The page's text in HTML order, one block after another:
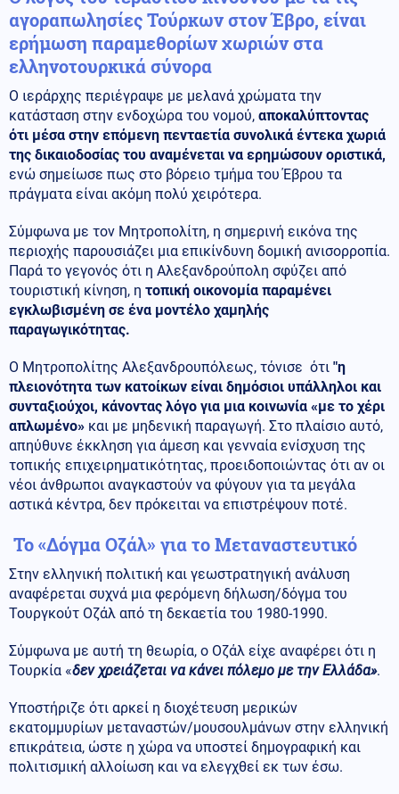
αγοραπωλησίες Τούρκων στον Έβρο, είναι
ερήμωση παραμεθορίων χωριών στα
ελληνοτουρκικά σύνορα
Ο ιεράρχης περιέγραψε με μελανά χρώματα την
κατάσταση στην ενδοχώρα του νομού, αποκαλύπτοντας
ότι μέσα στην επόμενη πενταετία συνολικά έντεκα χωριά
της δικαιοδοσίας του αναμένεται να ερημώσουν οριστικά,
ενώ σημείωσε πως στο βόρειο τμήμα του Έβρου τα
πράγματα είναι ακόμη πολύ χειρότερα.
Σύμφωνα με τον Μητροπολίτη, η σημερινή εικόνα της
περιοχής παρουσιάζει μια επικίνδυνη δομική ανισορροπία.
Παρά το γεγονός ότι η Αλεξανδρούπολη σφύζει από
τουριστική κίνηση, η τοπική οικονομία παραμένει
εγκλωβισμένη σε ένα μοντέλο χαμηλής
παραγωγικότητας.
Ο Μητροπολίτης Αλεξανδρουπόλεως, τόνισε ότι "η
πλειονότητα των κατοίκων είναι δημόσιοι υπάλληλοι και
συνταξιούχοι, κάνοντας λόγο για μια κοινωνία «με το χέρι
απλωμένο» και με μηδενική παραγωγή. Στο πλαίσιο αυτό,
απηύθυνε έκκληση για άμεση και γενναία ενίσχυση της
τοπικής επιχειρηματικότητας, προειδοποιώντας ότι αν οι
νέοι άνθρωποι αναγκαστούν να φύγουν για τα μεγάλα
αστικά κέντρα, δεν πρόκειται να επιστρέψουν ποτέ.
Το «Δόγμα Οζάλ» για το Μεταναστευτικό
Στην ελληνική πολιτική και γεωστρατηγική ανάλυση
αναφέρεται συχνά μια φερόμενη δήλωση/δόγμα του
Τουργκούτ Οζάλ από τη δεκαετία του 1980-1990.
Σύμφωνα με αυτή τη θεωρία, ο Οζάλ είχε αναφέρει ότι η
Τουρκία «δεν χρειάζεται να κάνει πόλεμο με την Ελλάδα».
Υποστήριζε ότι αρκεί η διοχέτευση μερικών
εκατομμυρίων μεταναστών/μουσουλμάνων στην ελληνική
επικράτεια, ώστε η χώρα να υποστεί δημογραφική και
πολιτισμική αλλοίωση και να ελεγχθεί εκ των έσω.